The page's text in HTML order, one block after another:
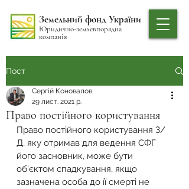
Земельний фонд України
Юридично-землевпорядна
компанія
Пост
Право постійного користування
Сергій Коновалов
29 лист. 2021 р.
Право постійного користування З/
Д, яку отримав для ведення СФГ
його засновник, може бути
об'єктом спадкування, якщо
зазначена особа до її смерті не